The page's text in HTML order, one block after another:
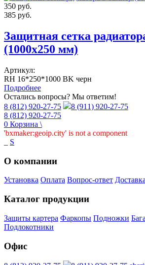
350 руб.
385 руб.
Защитная сетка
(1000х250 мм)
Артикул:
RH 16*250*1000 BK черн
Подробнее
Остались вопросы? Мы ответим!
8 (812) 920-27-75
8 (911) 920-27-75
8 (812) 920-27-75
0 Корзина \
'bxmaker:geoip.city' is not a component
S
О компании
Установка Оплата Вопрос-ответ
Каталог продукции
Защиты картера Фаркопы Подножки
Подлокотники
Офис